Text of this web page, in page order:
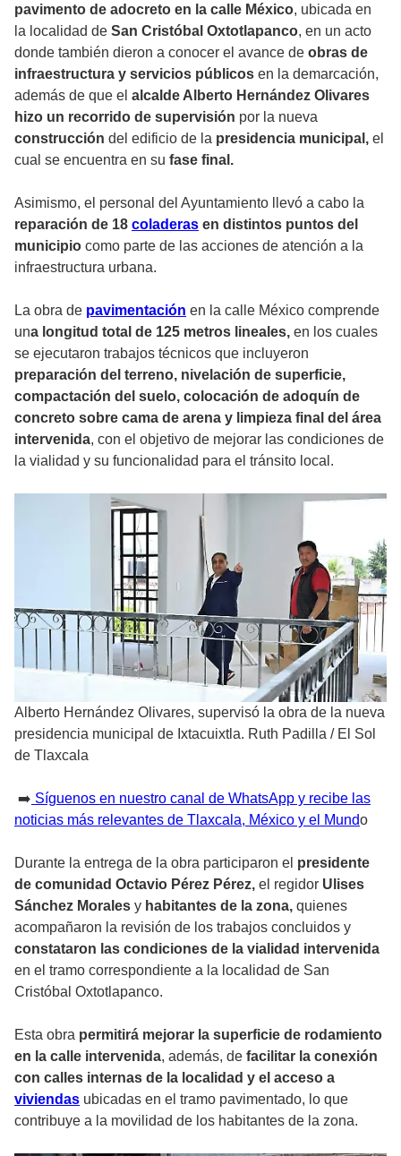
pavimento de adocreto en la calle México, ubicada en
la localidad de San Cristóbal Oxtotlapanco, en un acto
donde también dieron a conocer el avance de obras de
infraestructura y servicios públicos en la demarcación,
además de que el alcalde Alberto Hernández Olivares
hizo un recorrido de supervisión por la nueva
construcción del edificio de la presidencia municipal, el
cual se encuentra en su fase final.
Asimismo, el personal del Ayuntamiento llevó a cabo la
reparación de 18 coladeras en distintos puntos del
municipio como parte de las acciones de atención a la
infraestructura urbana.
La obra de pavimentación en la calle México comprende
una longitud total de 125 metros lineales, en los cuales
se ejecutaron trabajos técnicos que incluyeron
preparación del terreno, nivelación de superficie,
compactación del suelo, colocación de adoquín de
concreto sobre cama de arena y limpieza final del área
intervenida, con el objetivo de mejorar las condiciones de
la vialidad y su funcionalidad para el tránsito local.
Alberto Hernández Olivares, supervisó la obra de la nueva
presidencia municipal de Ixtacuixtla. Ruth Padilla / El Sol
de Tlaxcala
➡️ Síguenos en nuestro canal de WhatsApp y recibe las
noticias más relevantes de Tlaxcala, México y el Mundo
Durante la entrega de la obra participaron el presidente
de comunidad Octavio Pérez Pérez, el regidor Ulises
Sánchez Morales y habitantes de la zona, quienes
acompañaron la revisión de los trabajos concluidos y
constataron las condiciones de la vialidad intervenida
en el tramo correspondiente a la localidad de San
Cristóbal Oxtotlapanco.
Esta obra permitirá mejorar la superficie de rodamiento
en la calle intervenida, además, de facilitar la conexión
con calles internas de la localidad y el acceso a
viviendas ubicadas en el tramo pavimentado, lo que
contribuye a la movilidad de los habitantes de la zona.